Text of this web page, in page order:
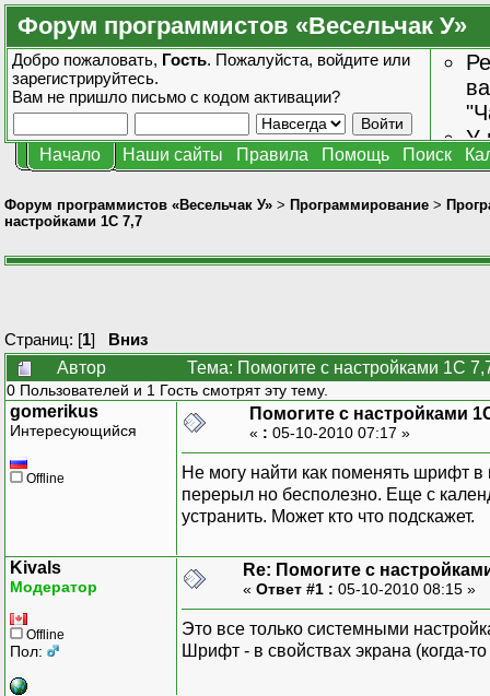
Форум программистов «Весельчак У»
Добро пожаловать, Гость. Пожалуйста, войдите или
зарегистрируйтесь.
Вам не пришло письмо с кодом активации?
У
Начало Наши сайты Правила Помощь Поиск
Форум программистов «Весельчак У» > Программирование >
настройками 1С 7,7
Страниц: [1] Вниз
Автор
Тема: Помогите с настройками 1С
0 Пользователей и 1 Гость смотрят эту тему.
gomerikus
Интересующийся
Offline
Помогите с настройками
« : 05-10-2010 07:17 »
Не могу найти как поменять шрифт в
перерыл но бесполезно. Еще с
устранить. Может кто что подскажет.
Kivals
Модератор
Offline
Пол:
Re: Помогите с
« Ответ #1 : 05-10-2010 08:15 »
Это все только системными
Шрифт - в свойствах экрана (когда-